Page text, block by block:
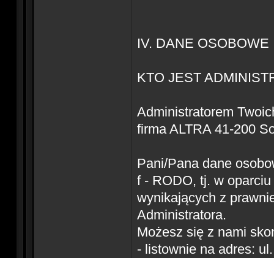
IV. DANE OSOBOWE
KTO JEST
Administratorem
firma ALTRA 41-200
Pani/Pana dane
f - RODO, tj. w
wynikających z
Administratora.
Możesz się z nami
- listownie na adres: